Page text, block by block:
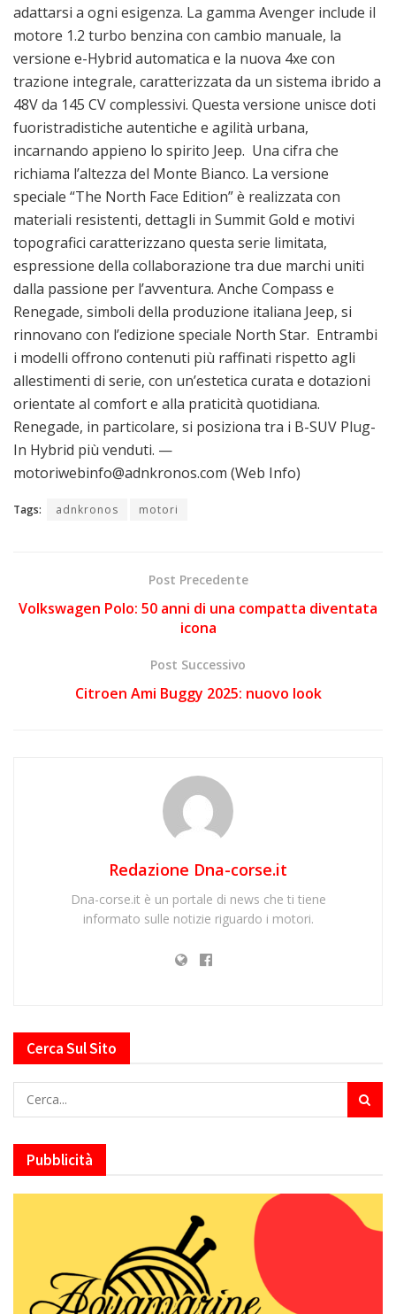
adattarsi a ogni esigenza. La gamma Avenger include il
motore 1.2 turbo benzina con cambio manuale, la
versione e-Hybrid automatica e la nuova 4xe con
trazione integrale, caratterizzata da un sistema ibrido a
48V da 145 CV complessivi. Questa versione unisce doti
fuoristradistiche autentiche e agilità urbana,
incarnando appieno lo spirito Jeep. Una cifra che
richiama l’altezza del Monte Bianco. La versione
speciale “The North Face Edition” è realizzata con
materiali resistenti, dettagli in Summit Gold e motivi
topografici caratterizzano questa serie limitata,
espressione della collaborazione tra due marchi uniti
dalla passione per l’avventura. Anche Compass e
Renegade, simboli della produzione italiana Jeep, si
rinnovano con l’edizione speciale North Star. Entrambi
i modelli offrono contenuti più raffinati rispetto agli
allestimenti di serie, con un’estetica curata e dotazioni
orientate al comfort e alla praticità quotidiana.
Renegade, in particolare, si posiziona tra i B-SUV Plug-
In Hybrid più venduti. —
motoriwebinfo@adnkronos.com (Web Info)
Tags: adnkronos motori
Post Precedente
Volkswagen Polo: 50 anni di una compatta diventata
icona
Post Successivo
Citroen Ami Buggy 2025: nuovo look
Redazione Dna-corse.it
Dna-corse.it è un portale di news che ti tiene
informato sulle notizie riguardo i motori.
Cerca Sul Sito
Pubblicità